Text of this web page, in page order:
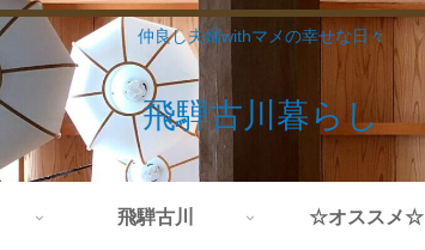
仲良し夫婦withマメの幸せな日々
飛騨古川暮らし
飛騨古川 ☆オススメ☆